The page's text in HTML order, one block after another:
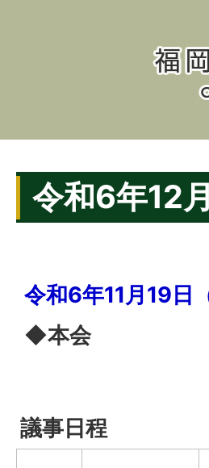
令和6年12
令和6年11月19日
◆本会
議事日程